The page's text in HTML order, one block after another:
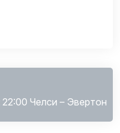
22:00 Челси – Эвертон